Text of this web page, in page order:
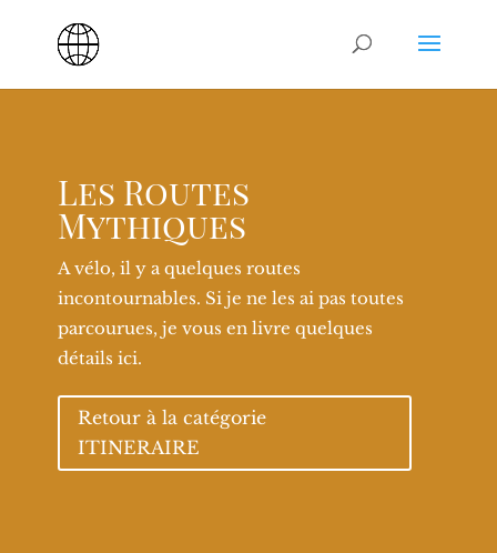
Les Routes
Mythiques
A vélo, il y a quelques routes
incontournables. Si je ne les ai pas toutes
parcourues, je vous en livre quelques
détails ici.
Retour à la catégorie
ITINERAIRE